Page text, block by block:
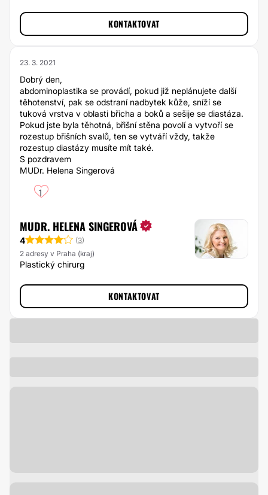
KONTAKTOVAT
23. 3. 2021
Dobrý den,
abdominoplastika se provádí, pokud již neplánujete další
těhotenství, pak se odstraní nadbytek kůže, sníží se
tuková vrstva v oblasti břicha a boků a sešije se diastáza.
Pokud jste byla těhotná, břišní stěna povolí a vytvoří se
rozestup břišních svalů, ten se vytváří vždy, takže
rozestup diastázy musíte mít také.
S pozdravem
MUDr. Helena Singerová
1
MUDR. HELENA SINGEROVÁ
4 (3)
2 adresy v Praha (kraj)
Plastický chirurg
KONTAKTOVAT